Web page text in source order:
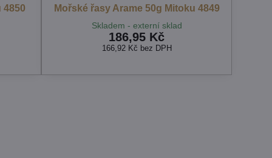
4850 Mořské řasy Arame 50g Mitoku 4849
Skladem - externí sklad
186,95 Kč
166,92 Kč bez DPH